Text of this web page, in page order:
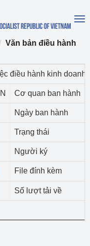
Văn bản điều hành
điều hành kinh doanh
Cơ quan ban hành
Ngày ban hành
Trạng thái
Người ký
File đính kèm
Số lượt tải về